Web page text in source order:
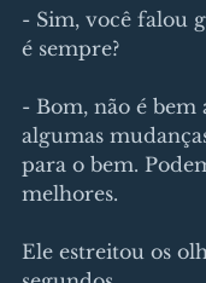
- Sim, você falou
é sempre?
- Bom, não é bem
algumas
para o bem.
melhores.
Ele estreitou os